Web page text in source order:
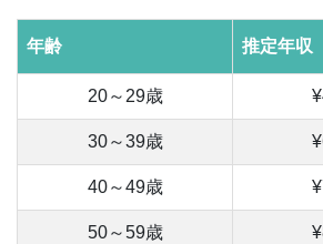
年齢 推定年収
20～29歳
30～39歳
40～49歳
50～59歳